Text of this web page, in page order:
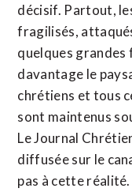
décisif. Partout,
fragilisés,
quelques
davantage le
chrétiens et tous
sont maintenus
Le Journal
diffusée sur le
pas à cette